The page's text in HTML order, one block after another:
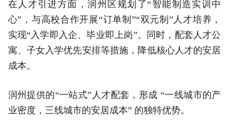
在人才引进方面，润州区规划了“智能制造实训中
心”，与高校合作开展“订单制”“双元制”人才培养，
实现“入学即入企、毕业即上岗”。同时，配套人才公
寓、子女入学优先安排等措施，降低核心人才的安居
成本。
润州提供的“一站式”人才配套，形成 “一线城市的产
业密度，三线城市的安居成本” 的独特优势。